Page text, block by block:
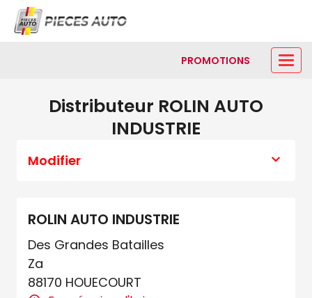
PROMOTIONS
Distributeur ROLIN AUTO
INDUSTRIE
Modifier
ROLIN AUTO INDUSTRIE
Des Grandes Batailles
Za
88170 HOUECOURT